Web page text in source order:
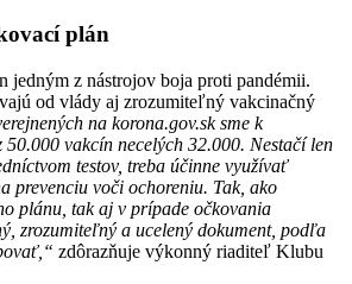
plán
jedným z nástrojov boja proti pandémii.
od vlády aj zrozumiteľný vakcinačný
na korona.gov.sk sme k
50.000 vakcín necelých 32.000. Nestačí len
testov, treba účinne využívať
prevenciu voči ochoreniu. Tak, ako
plánu, tak aj v prípade očkovania
zrozumiteľný a ucelený dokument, podľa
zdôrazňuje výkonný riaditeľ Klubu